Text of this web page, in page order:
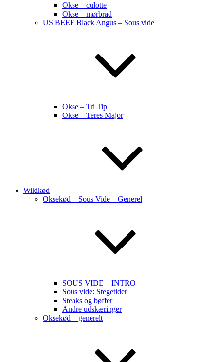
Okse – culotte
Okse – mørbrad
US BEEF Black Angus – Sous vide
Okse – Tri Tip
Okse – Teres Major
Wikikød
Oksekød – Sous Vide – Generel
SOUS VIDE – INTRO
Sous vide: Stegetider
Steaks og bøffer
Andre udskæringer
Oksekød – generelt